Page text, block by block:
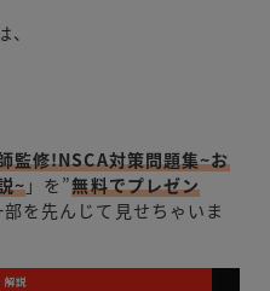
監修!NSCA対策問題集~お
~ 」を”無料でプレゼン
を先んじて見せちゃいま